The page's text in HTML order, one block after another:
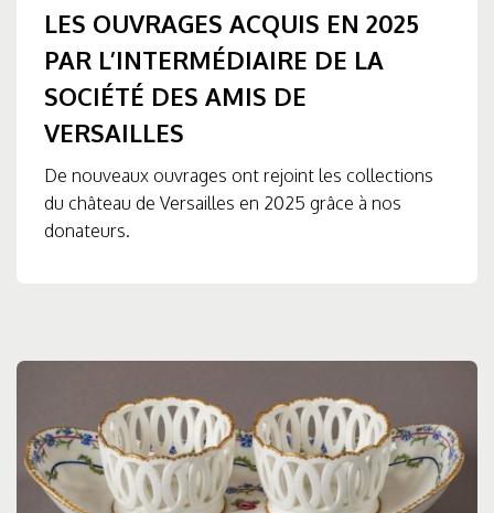
LES OUVRAGES ACQUIS EN 2025
PAR L’INTERMÉDIAIRE DE LA
SOCIÉTÉ DES AMIS DE
VERSAILLES
De nouveaux ouvrages ont rejoint les collections
du château de Versailles en 2025 grâce à nos
donateurs.